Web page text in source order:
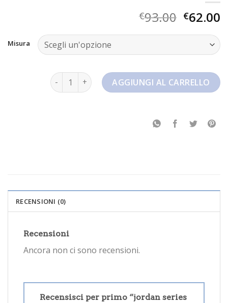
€93.00 €62.00
Misura
jordan series es quantitàAGGIUNGI AL CARRELLO
RECENSIONI (0)
Recensioni
Ancora non ci sono recensioni.
Recensisci per primo “jordan series